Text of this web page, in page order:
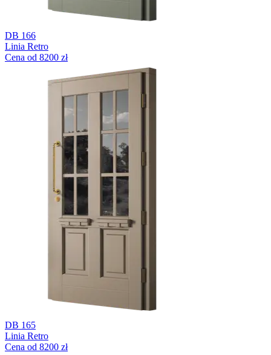
DB 166
Linia Retro
Cena od 8200 zł
DB 165
Linia Retro
Cena od 8200 zł